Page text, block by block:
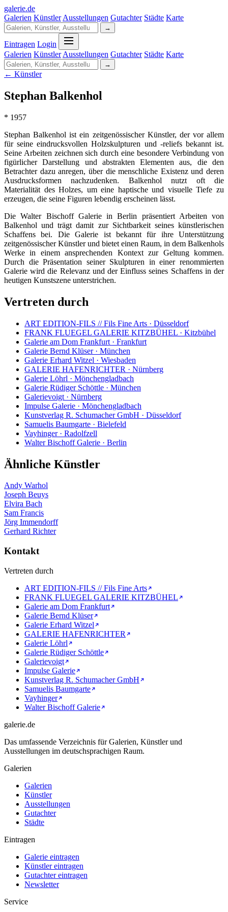
galerie.de
Galerien Künstler Ausstellungen Gutachter Städte Karte
→
Eintragen Login
Galerien Künstler Ausstellungen Gutachter Städte Karte
→
← Künstler
Stephan Balkenhol
* 1957
Stephan Balkenhol ist ein zeitgenössischer Künstler, der vor allem
für seine eindrucksvollen Holzskulpturen und -reliefs bekannt ist.
Seine Arbeiten zeichnen sich durch eine besondere Verbindung von
figürlicher Darstellung und abstrakten Elementen aus, die den
Betrachter dazu anregen, über die menschliche Existenz und deren
Ausdrucksformen nachzudenken. Balkenhol nutzt oft die
Materialität des Holzes, um eine haptische und visuelle Tiefe zu
erzeugen, die seine Figuren lebendig erscheinen lässt.
Die Walter Bischoff Galerie in Berlin präsentiert Arbeiten von
Balkenhol und trägt damit zur Sichtbarkeit seines künstlerischen
Schaffens bei. Die Galerie ist bekannt für ihre Unterstützung
zeitgenössischer Künstler und bietet einen Raum, in dem Balkenhols
Werke in einem ansprechenden Kontext zur Geltung kommen.
Durch die Präsentation seiner Skulpturen in einer renommierten
Galerie wird die Relevanz und der Einfluss seines Schaffens in der
heutigen Kunstszene unterstrichen.
Vertreten durch
ART EDITION-FILS // Fils Fine Arts · Düsseldorf
FRANK FLUEGEL GALERIE KITZBÜHEL · Kitzbühel
Galerie am Dom Frankfurt · Frankfurt
Galerie Bernd Klüser · München
Galerie Erhard Witzel · Wiesbaden
GALERIE HAFENRICHTER · Nürnberg
Galerie Löhrl · Mönchengladbach
Galerie Rüdiger Schöttle · München
Galerievoigt · Nürnberg
Impulse Galerie · Mönchengladbach
Kunstverlag R. Schumacher GmbH · Düsseldorf
Samuelis Baumgarte · Bielefeld
Vayhinger · Radolfzell
Walter Bischoff Galerie · Berlin
Ähnliche Künstler
Andy Warhol
Joseph Beuys
Elvira Bach
Sam Francis
Jörg Immendorff
Gerhard Richter
Kontakt
Vertreten durch
ART EDITION-FILS // Fils Fine Arts
FRANK FLUEGEL GALERIE KITZBÜHEL
Galerie am Dom Frankfurt
Galerie Bernd Klüser
Galerie Erhard Witzel
GALERIE HAFENRICHTER
Galerie Löhrl
Galerie Rüdiger Schöttle
Galerievoigt
Impulse Galerie
Kunstverlag R. Schumacher GmbH
Samuelis Baumgarte
Vayhinger
Walter Bischoff Galerie
galerie.de
Das umfassende Verzeichnis für Galerien, Künstler und
Ausstellungen im deutschsprachigen Raum.
Galerien
Galerien
Künstler
Ausstellungen
Gutachter
Städte
Eintragen
Galerie eintragen
Künstler eintragen
Gutachter eintragen
Newsletter
Service